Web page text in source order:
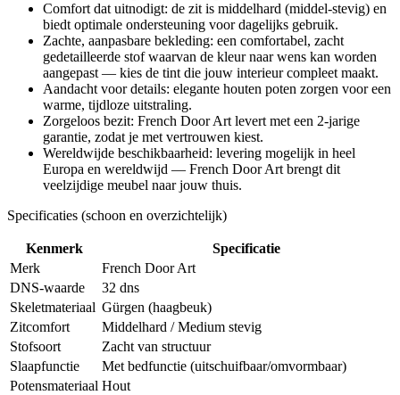
Comfort dat uitnodigt: de zit is middelhard (middel-stevig) en
biedt optimale ondersteuning voor dagelijks gebruik.
Zachte, aanpasbare bekleding: een comfortabel, zacht
gedetailleerde stof waarvan de kleur naar wens kan worden
aangepast — kies de tint die jouw interieur compleet maakt.
Aandacht voor details: elegante houten poten zorgen voor een
warme, tijdloze uitstraling.
Zorgeloos bezit: French Door Art levert met een 2-jarige
garantie, zodat je met vertrouwen kiest.
Wereldwijde beschikbaarheid: levering mogelijk in heel
Europa en wereldwijd — French Door Art brengt dit
veelzijdige meubel naar jouw thuis.
Specificaties (schoon en overzichtelijk)
Kenmerk
Specificatie
Merk
French Door Art
DNS-waarde
32 dns
Skeletmateriaal Gürgen (haagbeuk)
Zitcomfort
Middelhard / Medium stevig
Stofsoort
Zacht van structuur
Slaapfunctie
Met bedfunctie (uitschuifbaar/omvormbaar)
Potensmateriaal Hout